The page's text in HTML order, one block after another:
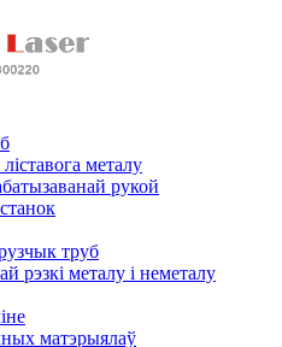
металу
рукой
труб
рэзкі металу і неметалу
матэрыялаў